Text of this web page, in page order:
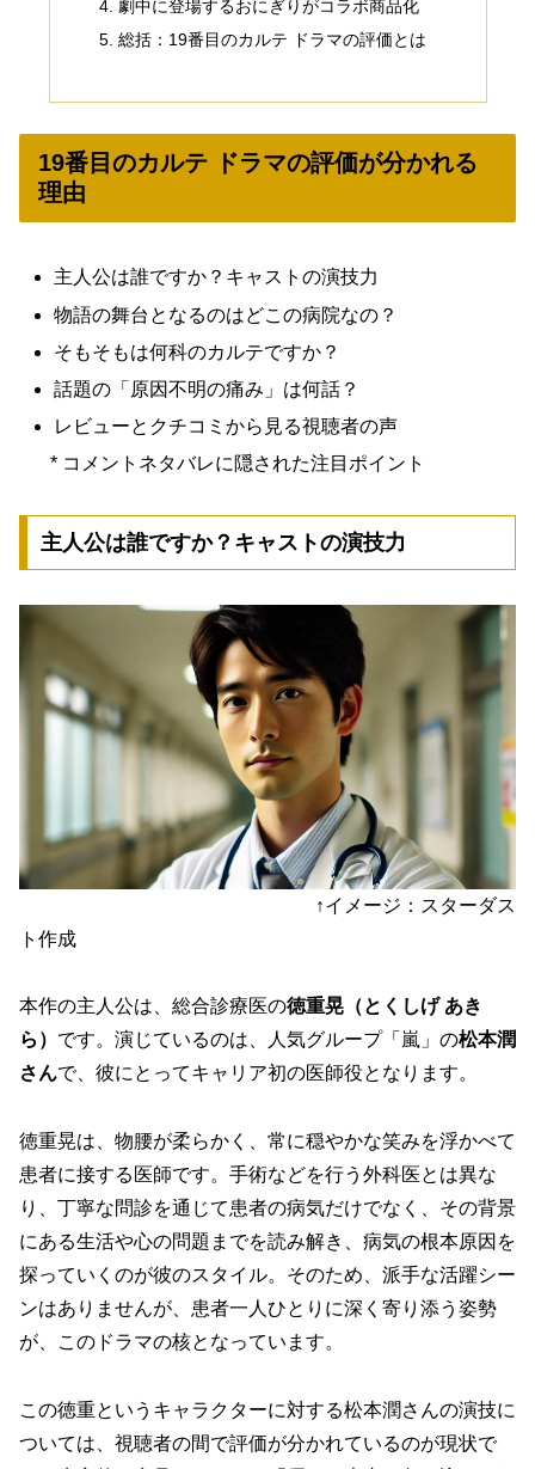
劇中に登場するおにぎりがコラボ商品化
総括：19番目のカルテ ドラマの評価とは
19番目のカルテ ドラマの評価が分かれる
理由
主人公は誰ですか？キャストの演技力
物語の舞台となるのはどこの病院なの？
そもそもは何科のカルテですか？
話題の「原因不明の痛み」は何話？
レビューとクチコミから見る視聴者の声
* コメントネタバレに隠された注目ポイント
主人公は誰ですか？キャストの演技力
↑イメージ：スターダス
ト作成
本作の主人公は、総合診療医の徳重晃（とくしげ あき
ら） です。演じているのは、人気グループ「嵐」の松本潤
さんで、彼にとってキャリア初の医師役となります。
徳重晃は、物腰が柔らかく、常に穏やかな笑みを浮かべて
患者に接する医師です。手術などを行う外科医とは異な
り、丁寧な問診を通じて患者の病気だけでなく、その背景
にある生活や心の問題までを読み解き、病気の根本原因を
探っていくのが彼のスタイル。そのため、派手な活躍シー
ンはありませんが、 患者一人ひとりに深く寄り添う姿勢
が、このドラマの核となっています。
この徳重というキャラクターに対する松本潤さんの演技に
ついては、視聴者の間で評価が分かれているのが現状で